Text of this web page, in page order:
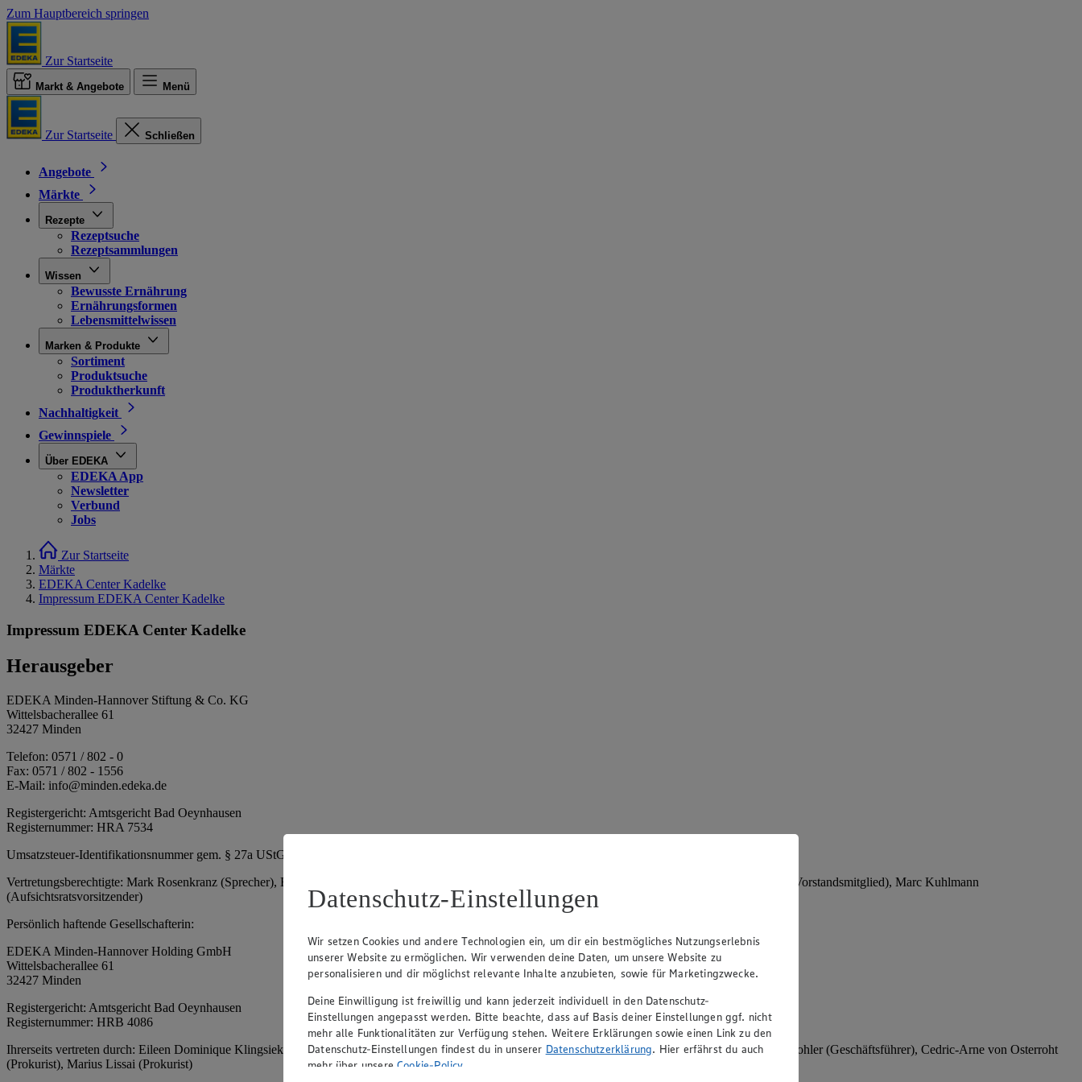
Zum Hauptbereich springen
Zur Startseite
Markt & Angebote Menü
Zur Startseite Schließen
Angebote
Märkte
Rezepte
Rezeptsuche
Rezeptsammlungen
Wissen
Bewusste Ernährung
Ernährungsformen
Lebensmittelwissen
Marken & Produkte
Sortiment
Produktsuche
Produktherkunft
Nachhaltigkeit
Gewinnspiele
Über EDEKA
EDEKA App
Newsletter
Verbund
Jobs
Zur Startseite
Märkte
EDEKA Center Kadelke
Impressum EDEKA Center Kadelke
Impressum EDEKA Center Kadelke
Herausgeber
EDEKA Minden-Hannover Stiftung & Co. KG
Wittelsbacherallee 61
32427 Minden
Telefon: 0571 / 802 - 0
Fax: 0571 / 802 - 1556
E-Mail: info@minden.edeka.de
Registergericht: Amtsgericht Bad Oeynhausen
Registernummer: HRA 7534
Umsatzsteuer-Identifikationsnummer gem. § 27a UStG: DE 266067317
Vertretungsberechtigte: Mark Rosenkranz (Sprecher), Eileen Dominique Klingsiek (Vorstandsmitglied), Ulf-U. Plath (Vorstandsmitglied), Stephan Wohler (Vorstandsmitglied), Marc Kuhlmann
(Aufsichtsratsvorsitzender)
Persönlich haftende Gesellschafterin:
EDEKA Minden-Hannover Holding GmbH
Wittelsbacherallee 61
32427 Minden
Registergericht: Amtsgericht Bad Oeynhausen
Registernummer: HRB 4086
Ihrerseits vertreten durch: Eileen Dominique Klingsiek (Geschäftsführerin), Mark Rosenkranz (Geschäftsführer), Ulf-U. Plath (Geschäftsführer), Stephan Wohler (Geschäftsführer), Cedric-Arne von Osterroht
(Prokurist), Marius Lissai (Prokurist)
Datenschutz-Einstellungen
Wir setzen Cookies und andere Technologien ein, um dir ein bestmögliches Nutzungserlebnis
unserer Website zu ermöglichen. Wir verwenden deine Daten, um unsere Website zu
personalisieren und dir möglichst relevante Inhalte anzubieten, sowie für Marketingzwecke.
Deine Einwilligung ist freiwillig und kann jederzeit individuell in den Datenschutz-
Einstellungen angepasst werden. Bitte beachte, dass auf Basis deiner Einstellungen ggf. nicht
mehr alle Funktionalitäten zur Verfügung stehen. Weitere Erklärungen sowie einen Link zu den
Datenschutz-Einstellungen findest du in unserer Datenschutzerklärung. Hier erfährst du auch
mehr über unsereCookie-Policy.